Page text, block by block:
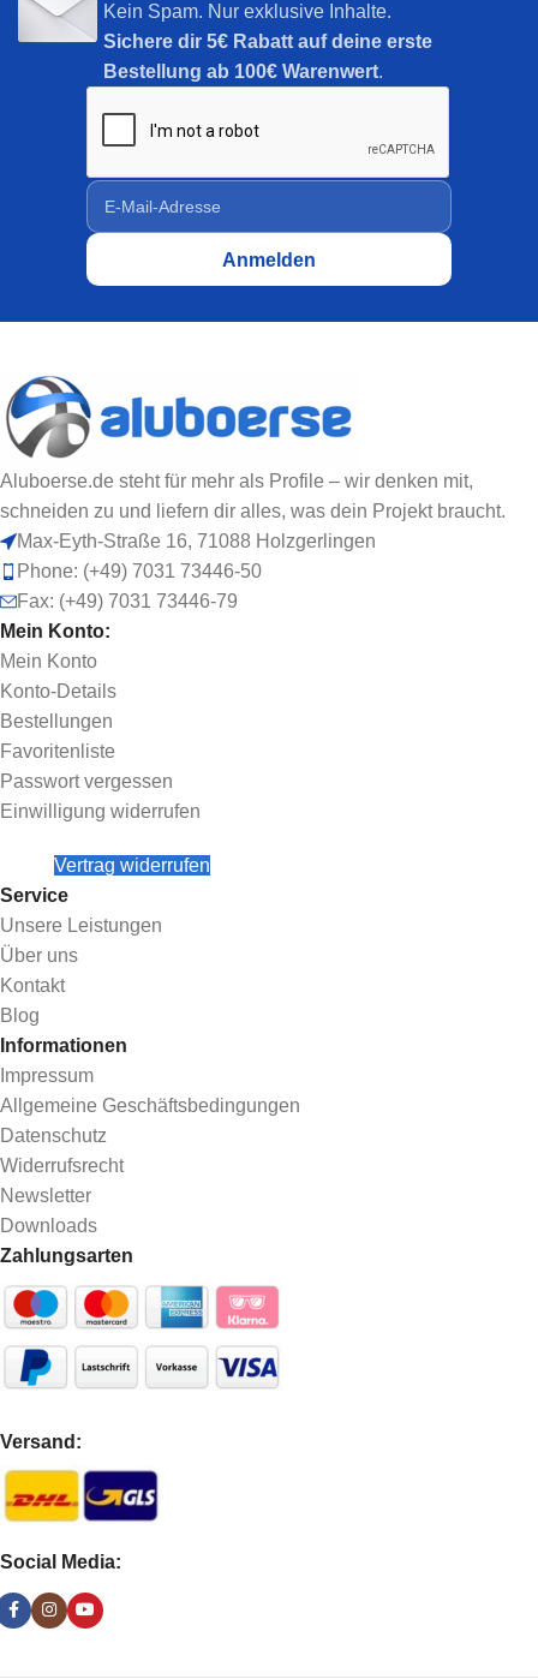
Kein Spam. Nur exklusive Inhalte.
Sichere dir 5€ Rabatt auf deine erste
Bestellung ab 100€ Warenwert.
Aluboerse.de steht für mehr als Profile – wir denken mit,
schneiden zu und liefern dir alles, was dein Projekt braucht.
Max-Eyth-Straße 16, 71088 Holzgerlingen
Phone: (+49) 7031 73446-50
Fax: (+49) 7031 73446-79
Mein Konto:
Mein Konto
Konto-Details
Bestellungen
Favoritenliste
Passwort vergessen
Einwilligung widerrufen
Vertrag widerrufen
Service
Unsere Leistungen
Über uns
Kontakt
Blog
Informationen
Impressum
Allgemeine Geschäftsbedingungen
Datenschutz
Widerrufsrecht
Newsletter
Downloads
Zahlungsarten
Versand:
Social Media: